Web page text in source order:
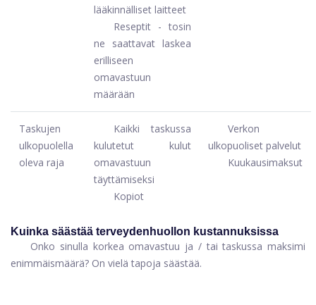
lääkinnälliset laitteet
Reseptit - tosin
ne saattavat laskea
erilliseen
omavastuun
määrään
Taskujen
ulkopuolella
oleva raja
Kaikki taskussa
kulutetut kulut
omavastuun
täyttämiseksi
Kopiot
Verkon
ulkopuoliset palvelut
Kuukausimaksut
Kuinka säästää terveydenhuollon kustannuksissa
Onko sinulla korkea omavastuu ja / tai taskussa maksimi
enimmäismäärä? On vielä tapoja säästää.